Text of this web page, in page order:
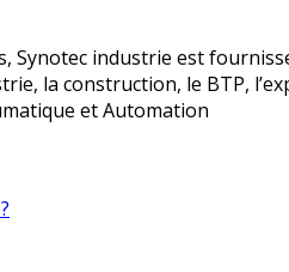
Synotec industrie est
la construction, le BTP,
et Automation